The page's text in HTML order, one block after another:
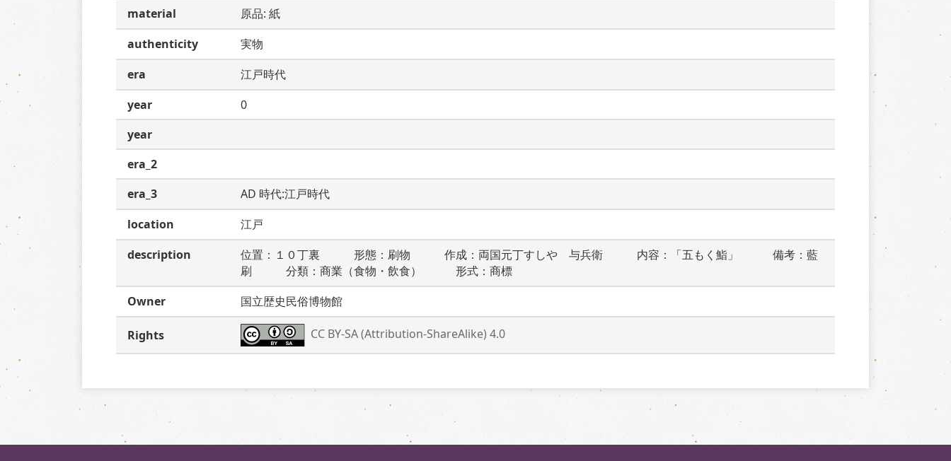
material
原品: 紙
authenticity
実物
era
江戸時代
year
0
year
era_2
era_3
AD 時代:江戸時代
location
江戸
description
位置：１０丁裏　　　形態：刷物　　　作成：両国元丁すしや　与兵衛　　　内容：「五もく鮨」　　　備考：藍
刷　　　分類：商業（食物・飲食）　　　形式：商標
Owner
国立歴史民俗博物館
Rights CC BY-SA (Attribution-ShareAlike) 4.0